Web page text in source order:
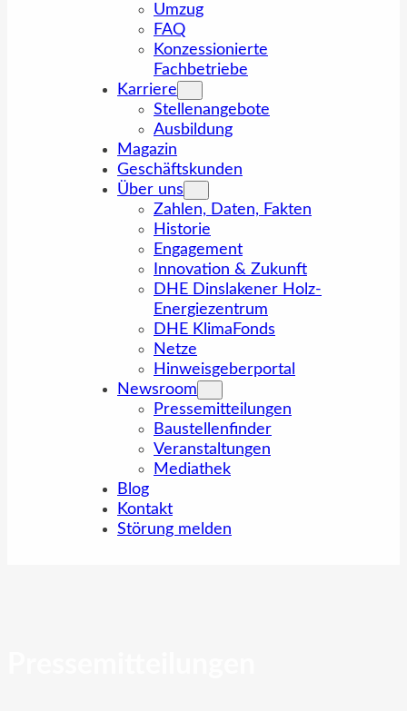
Umzug
FAQ
Konzessionierte
Fachbetriebe
Karriere
Stellenangebote
Ausbildung
Magazin
Geschäftskunden
Über uns
Zahlen, Daten, Fakten
Historie
Engagement
Innovation & Zukunft
DHE Dinslakener Holz-
Energiezentrum
DHE KlimaFonds
Netze
Hinweisgeberportal
Newsroom
Pressemitteilungen
Baustellenfinder
Veranstaltungen
Mediathek
Blog
Kontakt
Störung melden